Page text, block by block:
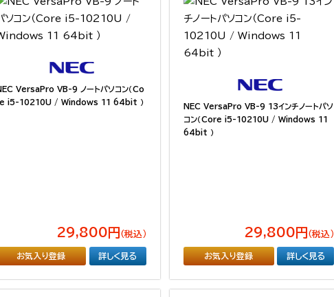
VersaPro VB-9 ノートパソコン（Co
i5-10210U / Windows 11 64bit ）
29,800円 （税込）
お気入り登録 詳しく見る
NEC VersaPro VB-9 13インチノートパソ
コン（Core i5-10210U / Windows 11
64bit ）
29,800円 （税込）
お気入り登録 詳しく見る